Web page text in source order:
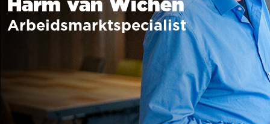
Arbeidsmarktspecialist